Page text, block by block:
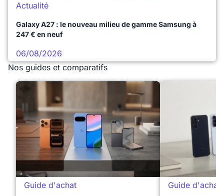
Actualité
Galaxy A27 : le nouveau milieu de gamme Samsung à
247 € en neuf
06/08/2026
Nos guides et comparatifs
Guide d'achat Guide d'achat